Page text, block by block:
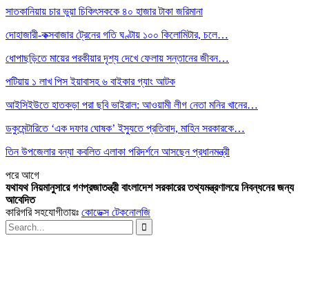
সাতকানিয়ায় চার ভুয়া চিকিৎসককে ৪০ হাজার টাকা জরিমানা
দোহাজারী-কক্সবাজার ট্রেনের গতি ঘণ্টায় ১০০ কিলোমিটার, চলে…
ধোপাছড়িতে মায়ের পরকীয়ার দৃশ্য দেখে ফেলায় সন্তানের জীবন…
পটিয়ায় ১ লাখ পিস ইয়াবাসহ ৬ বাইকার গ্যাং আটক
আইসিইউতে হাতকড়া পরা ছবি ভাইরাল: আওয়ামী লীগ নেতা মনির খানের…
ডকুমেন্টারিতে ‘এক দফার ঘোষক’ ইস্যুতে প্রতিবাদ, মাহিন সরকারকে…
তিন উপজেলার বন্যা কবলিত এলাকা পরিদর্শনে আসছেন প্রধানমন্ত্রী
পরেআগে
যথাযথ নিয়মানুসারে গণপ্রজাতন্ত্রী বাংলাদেশ সরকারের তথ্যমন্ত্রণালয়ে নিবন্ধনের জন্য
আবেদিত
কারিগরি সহযোগীতায়ঃ কোডেক্স টেকনোলজি